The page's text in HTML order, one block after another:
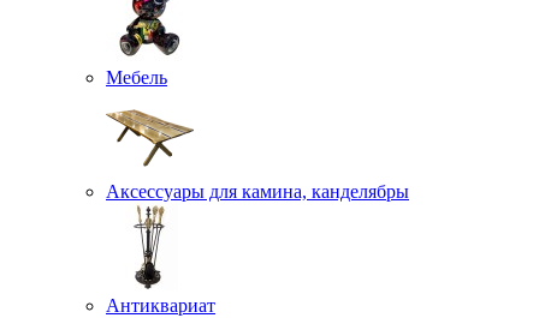
Мебель
Аксессуары для камина, канделябры
Антиквариат